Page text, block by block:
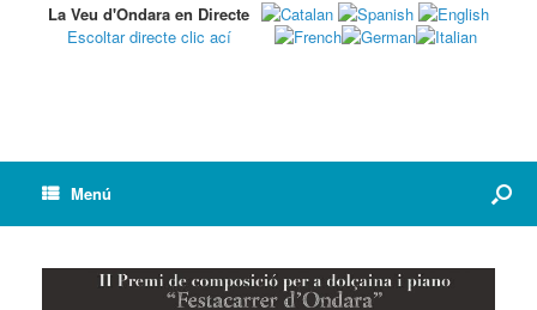
La Veu d'Ondara en Directe
Escoltar directe clic ací
Menú